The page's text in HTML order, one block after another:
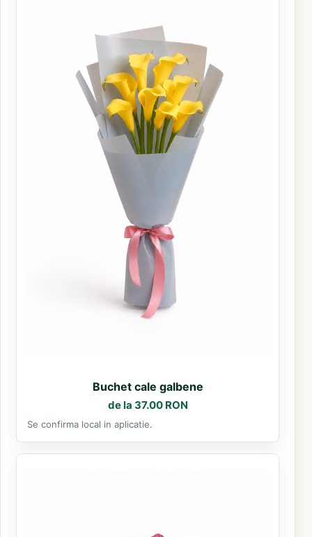
Buchet cale galbene
de la 37.00 RON
Se confirma local in aplicatie.